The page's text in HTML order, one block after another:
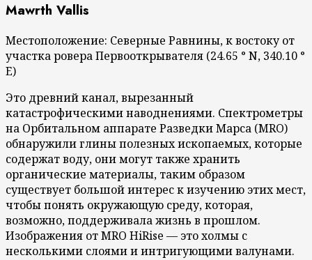
Mawrth Vallis
Местоположение: Северные Равнины, к востоку от
участка ровера Первооткрывателя (24.65 ° N, 340.10 °
E)
Это древний канал, вырезанный
катастрофическими наводнениями. Спектрометры
на Орбитальном аппарате Разведки Марса (MRO)
обнаружили глины полезных ископаемых, которые
содержат воду, они могут также хранить
органические материалы, таким образом
существует большой интерес к изучению этих мест,
чтобы понять окружающую среду, которая,
возможно, поддерживала жизнь в прошлом.
Изображения от MRO HiRise — это холмы с
несколькими слоями и интригующими валунами.